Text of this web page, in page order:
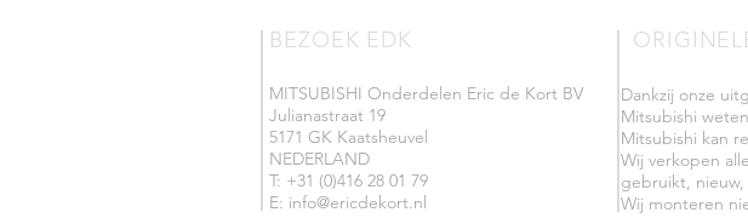
BEZOEK EDK
MITSUBISHI Onderdelen Eric de Kort BV
Julianastraat 19
5171 GK Kaatsheuvel
NEDERLAND
T: +31 (0)416 28 01 79
E: info@ericdekort.nl
Dankzij onze
Mitsubishi
Mitsubishi kan
Wij verkopen
gebruikt,
Wij monteren